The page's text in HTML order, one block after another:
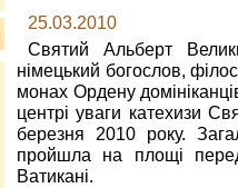
25.03.2010
Святий Альберт
німецький богослов,
монах Ордену
центрі уваги катехизи
березня 2010 року.
пройшла на площі
Ватикані.